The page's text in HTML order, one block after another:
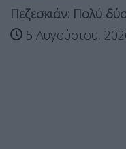
Πεζεσκιάν: Πολύ
5 Αυγούστου,